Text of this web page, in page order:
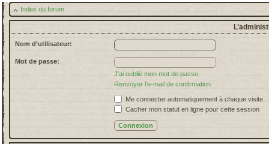
Index du forum
Nom d’utilisateur:
Mot de passe:
J’ai oublié mon mot de passe
Renvoyer l’e-mail de confirmation
Me connecter automatiquement à chaque visite
Cacher mon statut en ligne pour cette session